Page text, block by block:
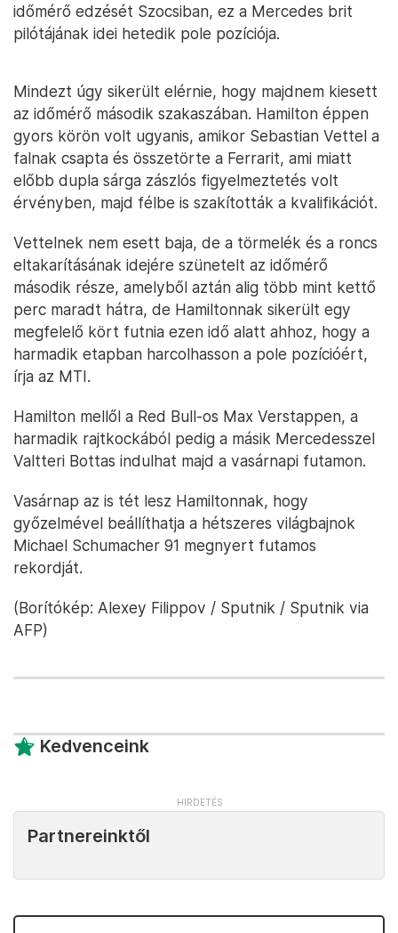
időmérő edzését Szocsiban, ez a Mercedes brit
pilótájának idei hetedik pole pozíciója.
Mindezt úgy sikerült elérnie, hogy majdnem kiesett
az időmérő második szakaszában. Hamilton éppen
gyors körön volt ugyanis, amikor Sebastian Vettel a
falnak csapta és összetörte a Ferrarit, ami miatt
előbb dupla sárga zászlós figyelmeztetés volt
érvényben, majd félbe is szakították a kvalifikációt.
Vettelnek nem esett baja, de a törmelék és a roncs
eltakarításának idejére szünetelt az időmérő
második része, amelyből aztán alig több mint kettő
perc maradt hátra, de Hamiltonnak sikerült egy
megfelelő kört futnia ezen idő alatt ahhoz, hogy a
harmadik etapban harcolhasson a pole pozícióért,
írja az MTI.
Hamilton mellől a Red Bull-os Max Verstappen, a
harmadik rajtkockából pedig a másik Mercedesszel
Valtteri Bottas indulhat majd a vasárnapi futamon.
Vasárnap az is tét lesz Hamiltonnak, hogy
győzelmével beállíthatja a hétszeres világbajnok
Michael Schumacher 91 megnyert futamos
rekordját.
(Borítókép: Alexey Filippov / Sputnik / Sputnik via
AFP)
Kedvenceink
Partnereinktől